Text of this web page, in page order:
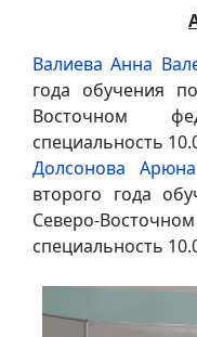
Валиева Анна
года обучения
Восточном
специальность
Долсонова
второго года
Северо-
специальность